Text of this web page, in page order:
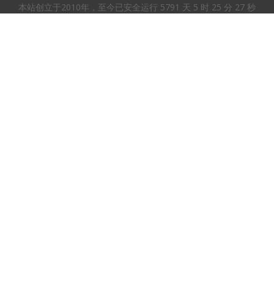
本站创立于2010年，至今已安全运行 5791 天 5 时 25 分 27 秒